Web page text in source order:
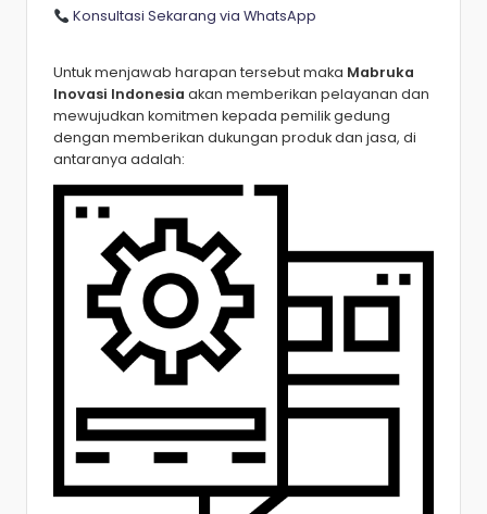
Konsultasi Sekarang via WhatsApp
Untuk menjawab harapan tersebut maka Mabruka
Inovasi Indonesia akan memberikan pelayanan dan
mewujudkan komitmen kepada pemilik gedung
dengan memberikan dukungan produk dan jasa, di
antaranya adalah: